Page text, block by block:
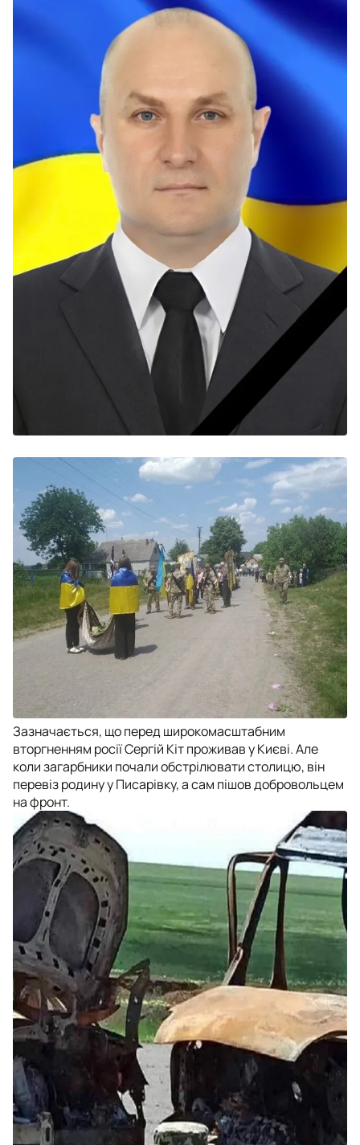
Зазначається, що перед широкомасштабним
вторгненням росії Сергій Кіт проживав у Києві. Але
коли загарбники почали обстрілювати столицю, він
перевіз родину у Писарівку, а сам пішов добровольцем
на фронт.